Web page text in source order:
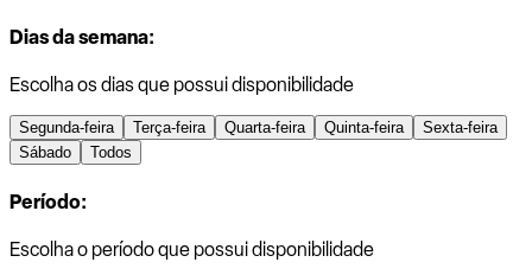
Dias da semana:
Escolha os dias que possui disponibilidade
Segunda-feira Terça-feira Quarta-feira Quinta-feira
Sexta-feira
Sábado
Todos
Período:
Escolha o período que possui disponibilidade